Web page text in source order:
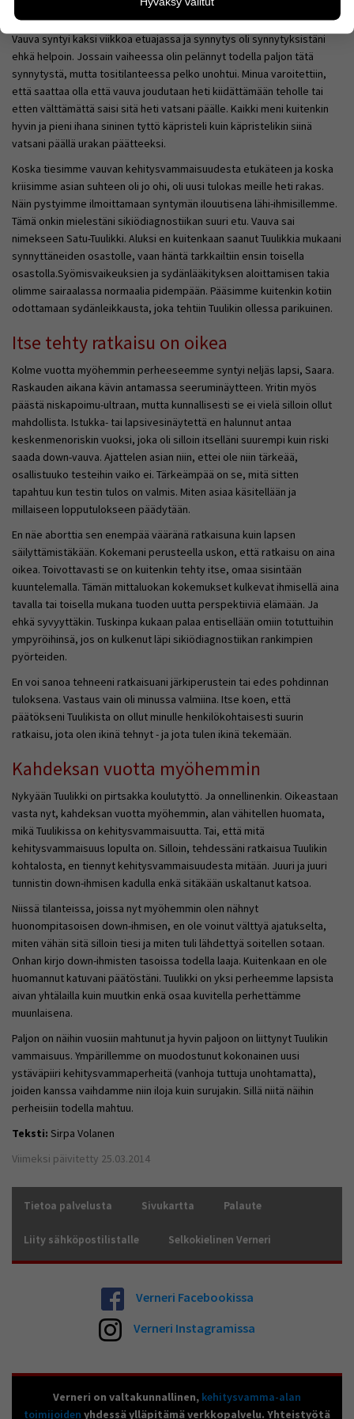
Vauvan syntymä
Vauva syntyi kaksi viikkoa etuajassa ja synnytys oli synnytyksistäni
ehkä helpoin. Jossain vaiheessa olin pelännyt todella paljon tätä
synnytystä, mutta tositilanteessa pelko unohtui. Minua varoitettiin,
että saattaa olla että vauva joudutaan heti kiidättämään teholle tai
etten välttämättä saisi sitä heti vatsani päälle. Kaikki meni kuitenkin
hyvin ja pieni ihana sininen tyttö käpristeli kuin käpristelikin siinä
vatsani päällä urakan päätteeksi.
Koska tiesimme vauvan kehitysvammaisuudesta etukäteen ja koska
kriisimme asian suhteen oli jo ohi, oli uusi tulokas meille heti rakas.
Näin pystyimme ilmoittamaan syntymän ilouutisena lähi-ihmisillemme.
Tämä onkin mielestäni sikiödiagnostiikan suuri etu. Vauva sai
nimekseen Satu-Tuulikki. Aluksi en kuitenkaan saanut Tuulikkia mukaani
synnyttäneiden osastolle, vaan häntä tarkkailtiin ensin toisella
osastolla.Syömisvaikeuksien ja sydänlääkityksen aloittamisen takia
olimme sairaalassa normaalia pidempään. Pääsimme kuitenkin kotiin
odottamaan sydänleikkausta, joka tehtiin Tuulikin ollessa parikuinen.
Itse tehty ratkaisu on oikea
Kolme vuotta myöhemmin perheeseemme syntyi neljäs lapsi, Saara.
Raskauden aikana kävin antamassa seeruminäytteen. Yritin myös
päästä niskapoimu-ultraan, mutta kunnallisesti se ei vielä silloin ollut
mahdollista. Istukka- tai lapsivesinäytettä en halunnut antaa
keskenmenoriskin vuoksi, joka oli silloin itselläni suurempi kuin riski
saada down-vauva. Ajattelen asian niin, ettei ole niin tärkeää,
osallistuuko testeihin vaiko ei. Tärkeämpää on se, mitä sitten
tapahtuu kun testin tulos on valmis. Miten asiaa käsitellään ja
millaiseen lopputulokseen päädytään.
En näe aborttia sen enempää vääränä ratkaisuna kuin lapsen
säilyttämistäkään. Kokemani perusteella uskon, että ratkaisu on aina
oikea. Toivottavasti se on kuitenkin tehty itse, omaa sisintään
kuuntelemalla. Tämän mittaluokan kokemukset kulkevat ihmisellä aina
tavalla tai toisella mukana tuoden uutta perspektiiviä elämään. Ja
ehkä syvyyttäkin. Tuskinpa kukaan palaa entisellään omiin totuttuihin
ympyröihinsä, jos on kulkenut läpi sikiödiagnostiikan rankimpien
pyörteiden.
En voi sanoa tehneeni ratkaisuani järkiperustein tai edes pohdinnan
tuloksena. Vastaus vain oli minussa valmiina. Itse koen, että
päätökseni Tuulikista on ollut minulle henkilökohtaisesti suurin
ratkaisu, jota olen ikinä tehnyt - ja jota tulen ikinä tekemään.
Kahdeksan vuotta myöhemmin
Nykyään Tuulikki on pirtsakka koulutyttö. Ja onnellinenkin. Oikeastaan
vasta nyt, kahdeksan vuotta myöhemmin, alan vähitellen huomata,
mikä Tuulikissa on kehitysvammaisuutta. Tai, että mitä
kehitysvammaisuus lopulta on. Silloin, tehdessäni ratkaisua Tuulikin
kohtalosta, en tiennyt kehitysvammaisuudesta mitään. Juuri ja juuri
tunnistin down-ihmisen kadulla enkä sitäkään uskaltanut katsoa.
Niissä tilanteissa, joissa nyt myöhemmin olen nähnyt
huonompitasoisen down-ihmisen, en ole voinut välttyä ajatukselta,
miten vähän sitä silloin tiesi ja miten tuli lähdettyä soitellen sotaan.
Onhan kirjo down-ihmisten tasoissa todella laaja. Kuitenkaan en ole
huomannut katuvani päätöstäni. Tuulikki on yksi perheemme lapsista
aivan yhtälailla kuin muutkin enkä osaa kuvitella perhettämme
muunlaisena.
Paljon on näihin vuosiin mahtunut ja hyvin paljoon on liittynyt Tuulikin
vammaisuus. Ympärillemme on muodostunut kokonainen uusi
ystäväpiiri kehitysvammaperheitä (vanhoja tuttuja unohtamatta),
joiden kanssa vaihdamme niin iloja kuin surujakin. Sillä niitä näihin
perheisiin todella mahtuu.
Teksti: Sirpa Volanen
Viimeksi päivitetty 25.03.2014
Tietoa palvelusta Sivukartta Palaute
Liity sähköpostilistalle Selkokielinen Verneri
Verneri Facebookissa
Verneri Instagramissa
Verneri on valtakunnallinen, kehitysvamma-alan
toimijoiden yhdessä ylläpitämä verkkopalvelu. Yhteistyötä
kävijämääristä ja siitä, mitä sivuja käytetään ja miten
sivuilla liikutaan. Emme kuitenkaan kerää
henkilötietoja kuten nimiä, eikä tietoja voi yhdistää
yksittäiseen käyttäjään.
Voit valita, hyväksytkö näiden evästeiden käytön.